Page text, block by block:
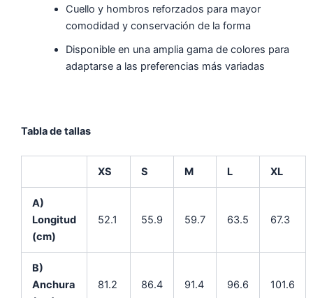
Cuello y hombros reforzados para mayor
comodidad y conservación de la forma
Disponible en una amplia gama de colores para
adaptarse a las preferencias más variadas
Tabla de tallas
XS S M L XL
A)
Longitud
(cm)
52.1 55.9 59.7 63.5 67.3
B)
Anchura
81.2 86.4 91.4 96.6 101.6